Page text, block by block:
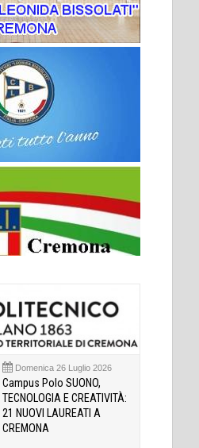
Domenica 26 Luglio 2026
Campus Polo SUONO,
TECNOLOGIA E CREATIVITÀ:
21 NUOVI LAUREATI A
CREMONA